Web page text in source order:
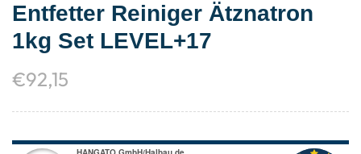
Entfetter Reiniger Ätznatron
1kg Set LEVEL+17
€92,15